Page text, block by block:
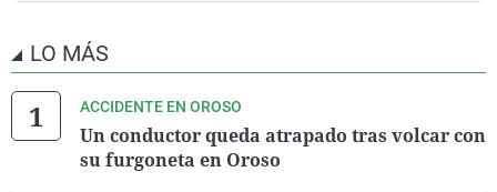
LO MÁS
ACCIDENTE EN OROSO
Un conductor queda atrapado tras volcar con
su furgoneta en Oroso